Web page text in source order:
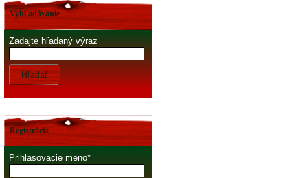
Vyhľadávanie
Zadajte hľadaný výraz
Hľadať
Registrácia
Prihlasovacie meno